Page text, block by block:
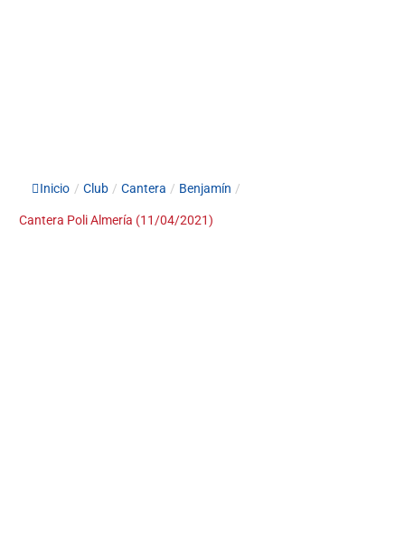
Inicio / Club / Cantera / Benjamín /
Cantera Poli Almería (11/04/2021)